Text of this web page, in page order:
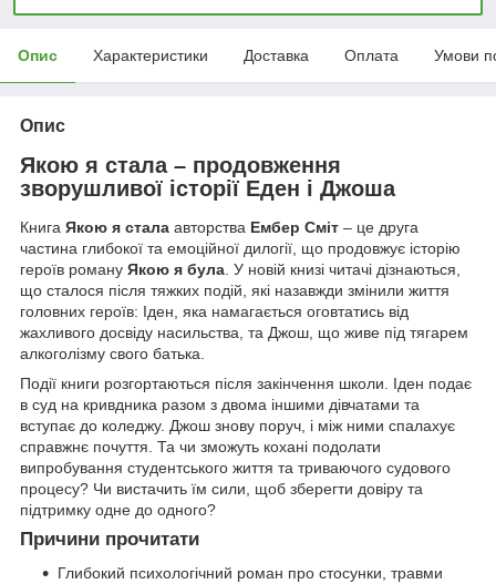
Опис Характеристики Доставка Оплата Умови
Опис
Якою я стала – продовження
зворушливої історії Еден і Джоша
Книга Якою я стала авторства Ембер Сміт – це друга
частина глибокої та емоційної дилогії, що продовжує історію
героїв роману Якою я була. У новій книзі читачі дізнаються,
що сталося після тяжких подій, які назавжди змінили життя
головних героїв: Іден, яка намагається оговтатись від
жахливого досвіду насильства, та Джош, що живе під тягарем
алкоголізму свого батька.
Події книги розгортаються після закінчення школи. Іден подає
в суд на кривдника разом з двома іншими дівчатами та
вступає до коледжу. Джош знову поруч, і між ними спалахує
справжнє почуття. Та чи зможуть кохані подолати
випробування студентського життя та триваючого судового
процесу? Чи вистачить їм сили, щоб зберегти довіру та
підтримку одне до одного?
Причини прочитати
Глибокий психологічний роман про стосунки, травми